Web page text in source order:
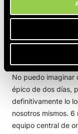
No puedo imaginar
épico de dos días,
definitivamente lo
nosotros mismos. 6
equipo central de